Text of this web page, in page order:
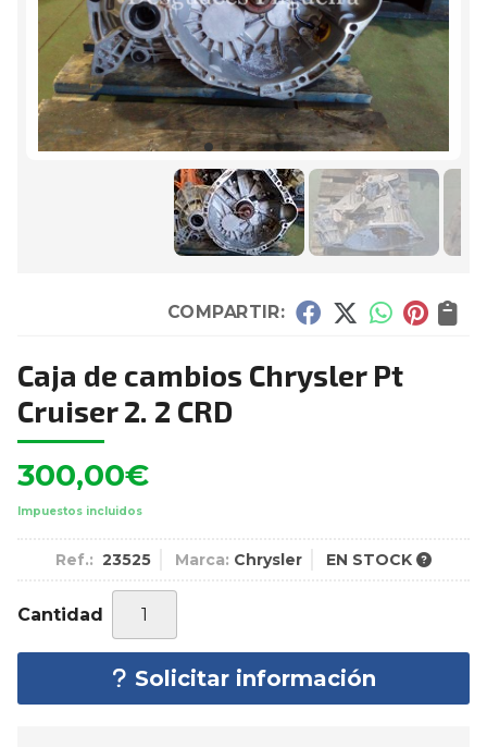
COMPARTIR:
Caja de cambios Chrysler Pt
Cruiser 2. 2 CRD
300,00€
Impuestos incluidos
Ref.: 23525 Marca: Chrysler EN STOCK
Cantidad
Solicitar información